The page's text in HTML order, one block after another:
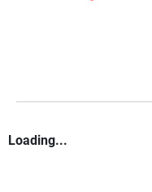
Loading...